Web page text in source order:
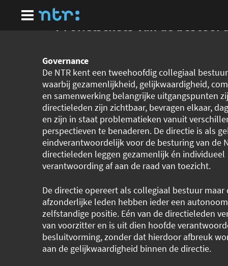
hoofdinhoud
Profielschets van de
Governance
De NTR kent een tweehoofdig collegiaal
waarbij gezamenlijkheid, gelijkwaardigheid,
en samenwerking belangrijke uitgangspunten
directieleden zijn zichtbaar, bevragen elkaar,
en zijn in staat problematieken vanuit
perspectieven te benaderen. De directie is als
eindverantwoordelijk voor de besturing van de
directieleden leggen gezamenlijk én individueel
verantwoording af aan de raad van toezicht.
De directie opereert als collegiaal bestuur maar
afzonderlijke leden hebben ieder een
zelfstandige positie. Eén van de directieleden
van voorzitter en is uit dien hoofde
besluitvorming, zonder dat hierdoor afbreuk
aan de gelijkwaardigheid binnen de directie.